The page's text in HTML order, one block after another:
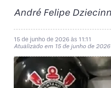
André Felipe
15 de junho de 2026 às 11:11
Atualizado em 15 de junho de 2026